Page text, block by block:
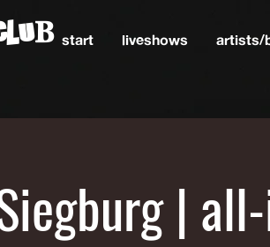
start liveshows artists/
|